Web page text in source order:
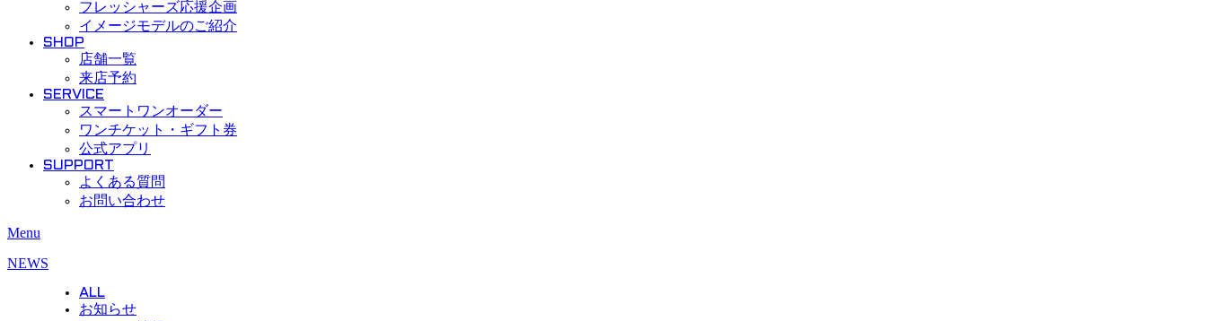
フレッシャーズ応援企画
イメージモデルのご紹介
SHOP
店舗一覧
来店予約
SERVICE
スマートワンオーダー
ワンチケット・ギフト券
公式アプリ
SUPPORT
よくある質問
お問い合わせ
Menu
NEWS
ALL
お知らせ